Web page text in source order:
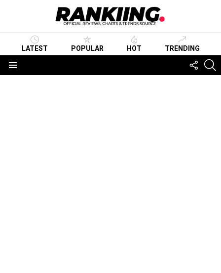
LATEST POPULAR HOT TRENDING
US